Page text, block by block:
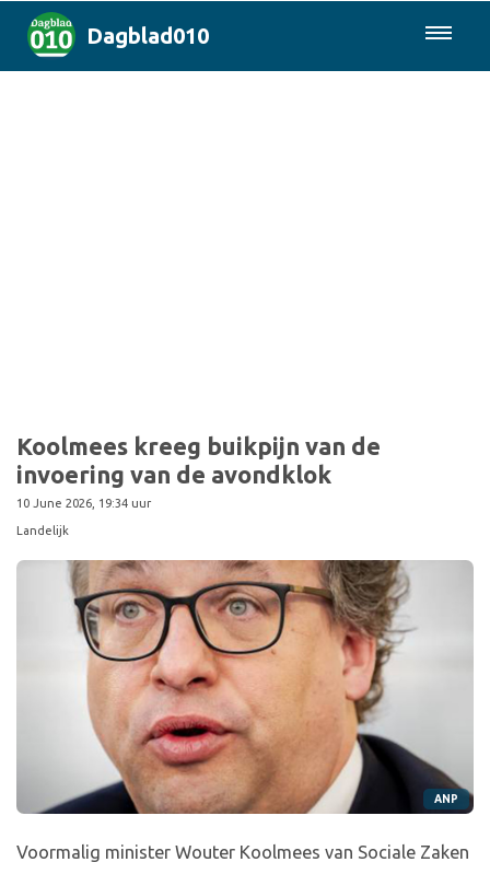
Dagblad010
Koolmees kreeg buikpijn van de
invoering van de avondklok
10 June 2026, 19:34 uur
Landelijk
ANP
Voormalig minister Wouter Koolmees van Sociale Zaken